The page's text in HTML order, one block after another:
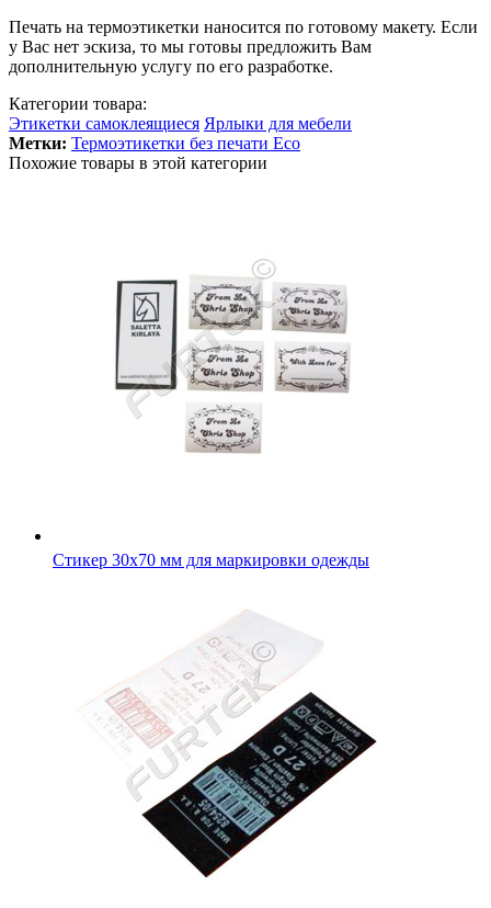
Печать на термоэтикетки наносится по готовому макету. Если
у Вас нет эскиза, то мы готовы предложить Вам
дополнительную услугу по его разработке.
Категории товара:
Этикетки самоклеящиеся Ярлыки для мебели
Метки: Термоэтикетки без печати Eco
Похожие товары в этой категории
Комбинированный ярлык на основе клеевой сатиновой